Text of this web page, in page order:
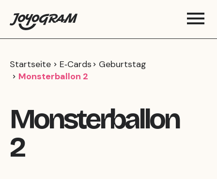
Startseite E‑Cards
Geburtstag
Monsterballon 2
Monsterballon
2